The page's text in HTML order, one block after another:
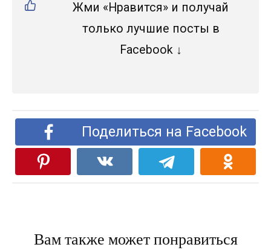
Жми «Нравится» и получай
только лучшие посты в
Facebook ↓
Поделиться на Facebook
Вам также может понравиться